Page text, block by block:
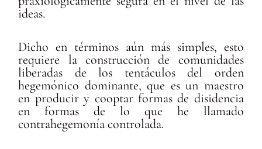
ideas.
Dicho en términos aún más simples, esto
requiere la construcción de comunidades
liberadas de los tentáculos del orden
hegemónico dominante, que es un maestro
en producir y cooptar formas de disidencia
en formas de lo que he llamado
contrahegemonía controlada.